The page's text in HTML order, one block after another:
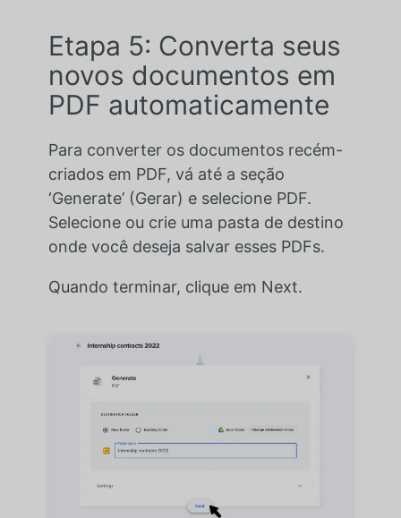
Etapa 5: Converta seus
novos documentos em
PDF automaticamente
Para converter os documentos recém-
criados em PDF, vá até a seção
‘Generate’ (Gerar) e selecione PDF.
Selecione ou crie uma pasta de destino
onde você deseja salvar esses PDFs.
Quando terminar, clique em Next.